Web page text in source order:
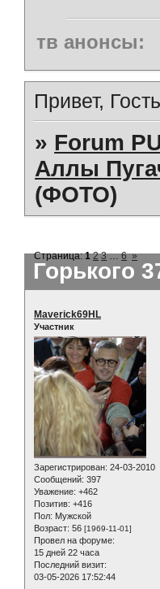
тв анонсы:
Привет,
» Forum
Аллы
(ФОТО)
Горького
Страница:1 2 3 … 6 »
Maverick69HL
Участник
Зарегистрирован: 24-03-2010
Сообщений: 397
Уважение: +462
Позитив: +416
Пол: Мужской
Возраст: 56 [1969-11-01]
Провел на форуме:
15 дней 22 часа
Последний визит:
03-05-2026 17:52:44